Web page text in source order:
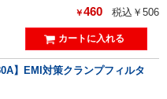
￥460 税込￥506
】EMI対策クランプフィルタ